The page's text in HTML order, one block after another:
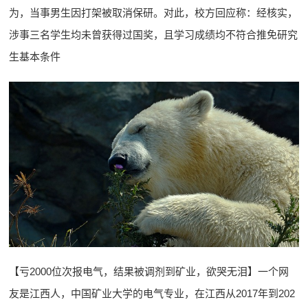
为，当事男生因打架被取消保研。对此，校方回应称：经核实，
涉事三名学生均未曾获得过国奖，且学习成绩均不符合推免研究
生基本条件
【亏2000位次报电气，结果被调剂到矿业，欲哭无泪】一个网
友是江西人，中国矿业大学的电气专业，在江西从2017年到202